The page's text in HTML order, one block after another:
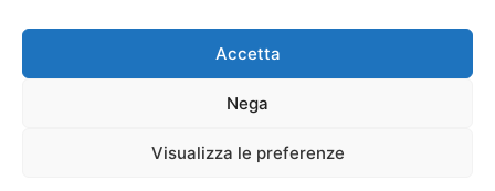
Accetta
Nega
Visualizza le preferenze
Privacy Policy Cookie Policy